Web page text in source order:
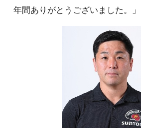
年間ありがとうございました。」